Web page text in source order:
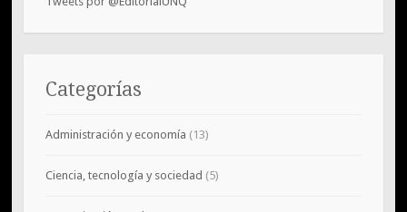
Categorías
Administración y economía (13)
Ciencia, tecnología y sociedad (5)